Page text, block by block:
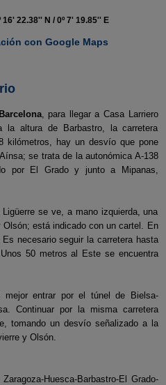
16' 22.38'' N / 0º 7' 19.85'' E
con Google Maps
, para llegar a Casa Larriero
la altura de Barbastro, la carretera
kilómetros, hay un desvío que pone
se trata de la autonómica A-138
por El Grado y junto a Mipanas,
se ve, a mano izquierda, una
está indicado con un cartel. En
necesario seguir la carretera hasta
50 metros al Este se encuentra
mejor entrar por el túnel de Bielsa-
Continuar por la misma carretera
tomando un desvío señalizado a la
y Olsón.
Zaragoza-Huesca-Barbastro-El Grado-